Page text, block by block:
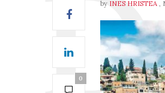
0
by INES HRISTEA ,